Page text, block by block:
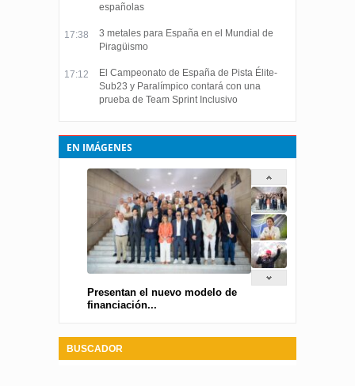
españolas
17:38
3 metales para España en el Mundial de
Piragüismo
17:12
El Campeonato de España de Pista Élite-
Sub23 y Paralímpico contará con una
prueba de Team Sprint Inclusivo
EN IMÁGENES
Presentan el nuevo modelo de
financiación...
BUSCADOR